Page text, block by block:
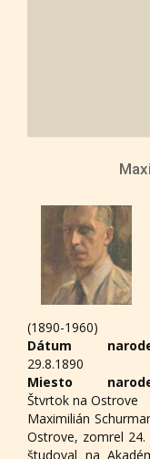
(1890-1960)
Dátum
29.8.1890
Miesto
Štvrtok na Ostrove
Maximilián
Ostrove, zomrel
študoval na